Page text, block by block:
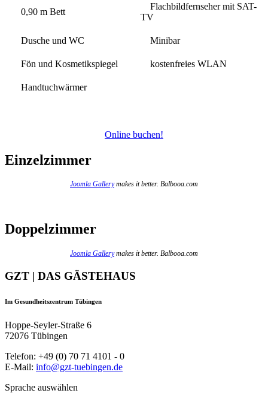
0,90 m Bett
Flachbildfernseher mit SAT-
TV
Dusche und WC Minibar
Fön und Kosmetikspiegel kostenfreies WLAN
Handtuchwärmer
Online buchen!
Einzelzimmer
Joomla Gallerymakes it better. Balbooa.com
Doppelzimmer
Joomla Gallerymakes it better. Balbooa.com
GZT | DAS GÄSTEHAUS
Im Gesundheitszentrum Tübingen
Hoppe-Seyler-Straße 6
72076 Tübingen
Telefon: +49 (0) 70 71 4101 - 0
E-Mail: info@gzt-tuebingen.de
Sprache auswählen